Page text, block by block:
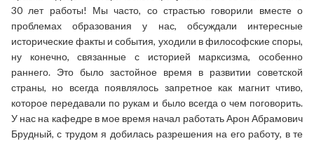
30 лет работы! Мы часто, со страстью говорили вместе о
проблемах образования у нас, обсуждали интересные
исторические факты и события, уходили в философские споры,
ну конечно, связанные с историей марксизма, особенно
раннего. Это было застойное время в развитии советской
страны, но всегда появлялось запретное как магнит чтиво,
которое передавали по рукам и было всегда о чем поговорить.
У нас на кафедре в мое время начал работать Арон Абрамович
Брудный, с трудом я добилась разрешения на его работу, в те